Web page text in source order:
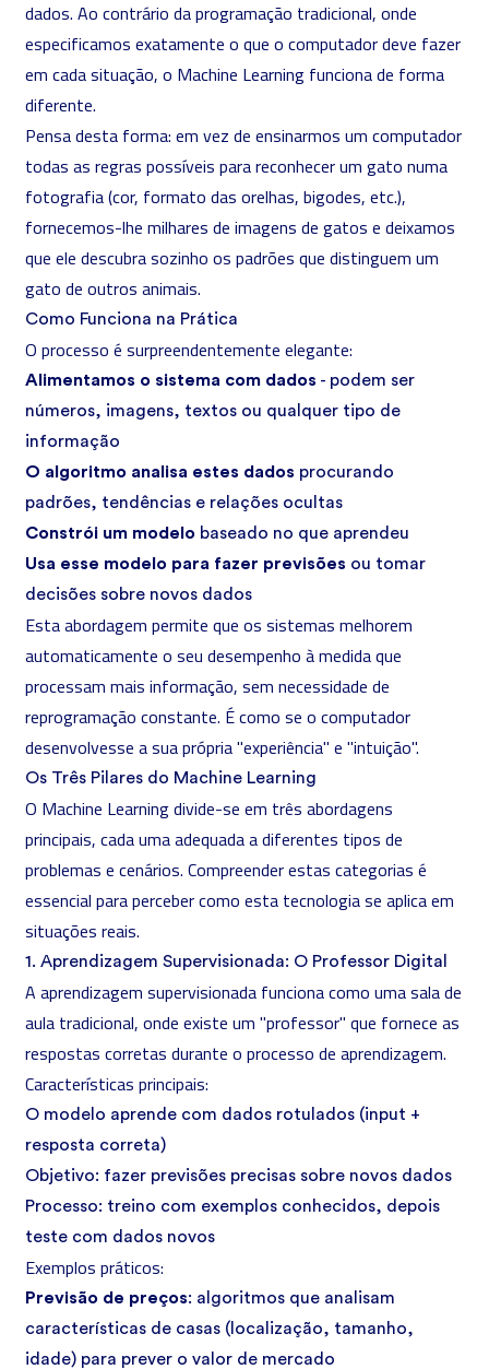
dados. Ao contrário da programação tradicional, onde
especificamos exatamente o que o computador deve fazer
em cada situação, o Machine Learning funciona de forma
diferente.
Pensa desta forma: em vez de ensinarmos um computador
todas as regras possíveis para reconhecer um gato numa
fotografia (cor, formato das orelhas, bigodes, etc.),
fornecemos-lhe milhares de imagens de gatos e deixamos
que ele descubra sozinho os padrões que distinguem um
gato de outros animais.
Como Funciona na Prática
O processo é surpreendentemente elegante:
Alimentamos o sistema com dados - podem ser
números, imagens, textos ou qualquer tipo de
informação
O algoritmo analisa estes dados procurando
padrões, tendências e relações ocultas
Constrói um modelo baseado no que aprendeu
Usa esse modelo para fazer previsões ou tomar
decisões sobre novos dados
Esta abordagem permite que os sistemas melhorem
automaticamente o seu desempenho à medida que
processam mais informação, sem necessidade de
reprogramação constante. É como se o computador
desenvolvesse a sua própria "experiência" e "intuição".
Os Três Pilares do Machine Learning
O Machine Learning divide-se em três abordagens
principais, cada uma adequada a diferentes tipos de
problemas e cenários. Compreender estas categorias é
essencial para perceber como esta tecnologia se aplica em
situações reais.
1. Aprendizagem Supervisionada: O Professor Digital
A aprendizagem supervisionada funciona como uma sala de
aula tradicional, onde existe um "professor" que fornece as
respostas corretas durante o processo de aprendizagem.
Características principais:
O modelo aprende com dados rotulados (input +
resposta correta)
Objetivo: fazer previsões precisas sobre novos dados
Processo: treino com exemplos conhecidos, depois
teste com dados novos
Exemplos práticos:
Previsão de preços: algoritmos que analisam
características de casas (localização, tamanho,
idade) para prever o valor de mercado